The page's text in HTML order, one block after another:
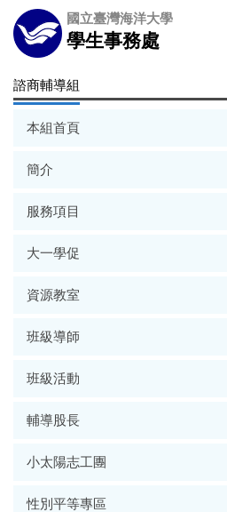
跳
到
主
內
國立臺灣海洋大學
學生事務處
諮商輔導組
本組首頁
簡介
服務項目
大一學促
資源教室
班級導師
班級活動
輔導股長
小太陽志工團
性別平等專區